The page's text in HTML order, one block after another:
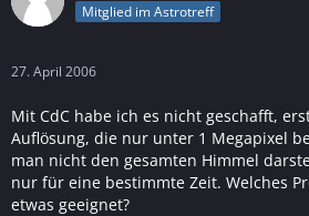
Mitglied im Astrotreff
27. April 2006
Mit CdC habe ich es nicht geschafft,
Auflösung, die nur unter 1 Megapixel
man nicht den gesamten Himmel
nur für eine bestimmte Zeit. Welches
etwas geeignet?